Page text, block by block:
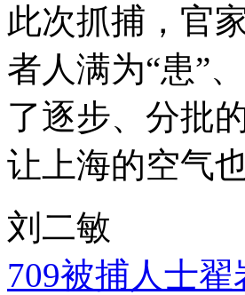
此次抓捕，官
者人满为“患”
了逐步、分批
让上海的空气
刘二敏
709被捕人士